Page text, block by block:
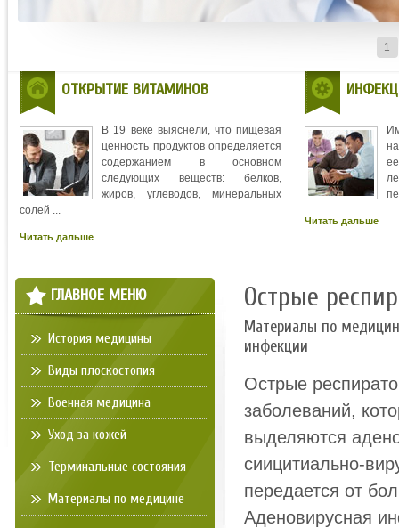
1
ОТКРЫТИЕ ВИТАМИНОВ
В 19 веке выяснели, что пищевая
ценность продуктов определяется
содержанием в основном
следующих веществ: белков,
жиров, углеводов, минеральных
солей ...
Читать дальше
Читать дальше
Острые
Материалы по
инфекции
Острые
заболеваний,
выделяются
сиицитиально-
передается от
Аденовирусная
ГЛАВНОЕ МЕНЮ
История медицины
Виды плоскостопия
Военная медицина
Уход за кожей
Терминальные состояния
Материалы по медицине